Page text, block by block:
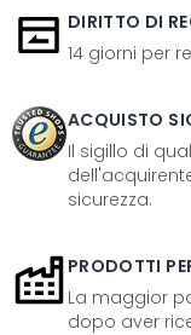
DIRITTO DI
14 giorni per
ACQUISTO
Il sigillo di
sicurezza.
PRODOTTI
La maggior
dopo aver